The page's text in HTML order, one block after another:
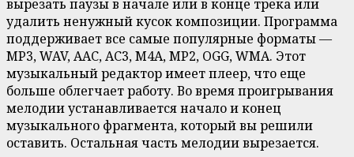
вырезать паузы в начале или в конце трека или
удалить ненужный кусок композиции. Программа
поддерживает все самые популярные форматы —
MP3, WAV, AAC, AC3, M4A, MP2, OGG, WMA. Этот
музыкальный редактор имеет плеер, что еще
больше облегчает работу. Во время проигрывания
мелодии устанавливается начало и конец
музыкального фрагмента, который вы решили
оставить. Остальная часть мелодии вырезается.